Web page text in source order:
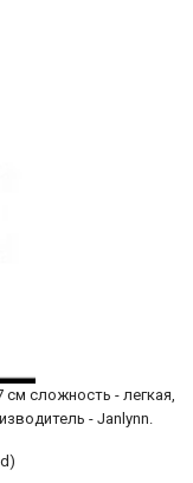
сложность - легкая,
- Janlynn.